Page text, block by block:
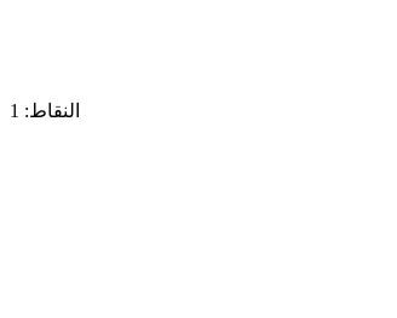
النقاط: 1